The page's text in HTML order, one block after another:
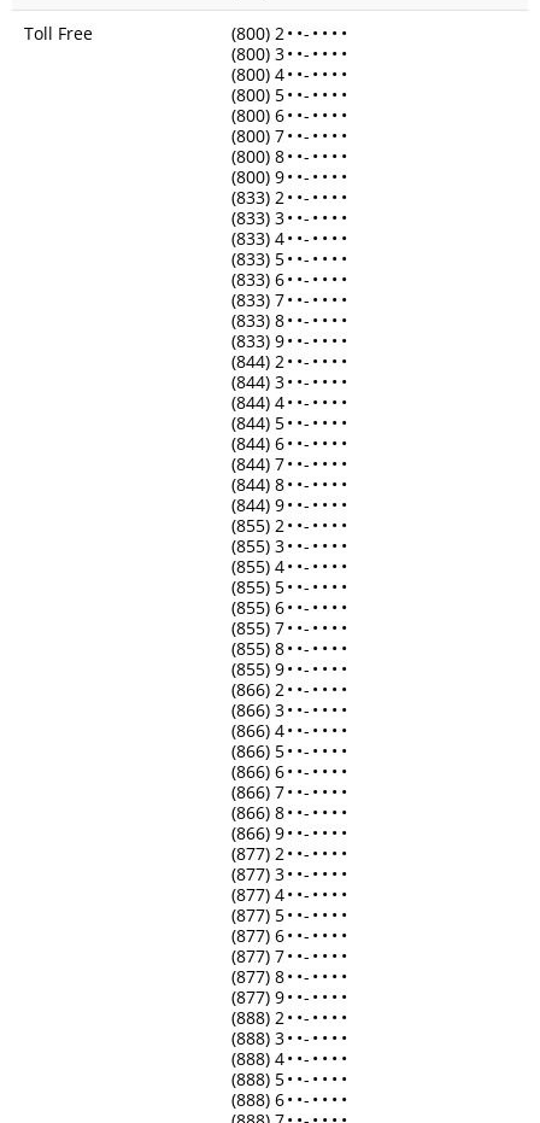
Toll Free
(800) 2• •- • • • •
(800) 3• •- • • • •
(800) 4• •- • • • •
(800) 5• •- • • • •
(800) 6• •- • • • •
(800) 7• •- • • • •
(800) 8• •- • • • •
(800) 9• •- • • • •
(833) 2• •- • • • •
(833) 3• •- • • • •
(833) 4• •- • • • •
(833) 5• •- • • • •
(833) 6• •- • • • •
(833) 7• •- • • • •
(833) 8• •- • • • •
(833) 9• •- • • • •
(844) 2• •- • • • •
(844) 3• •- • • • •
(844) 4• •- • • • •
(844) 5• •- • • • •
(844) 6• •- • • • •
(844) 7• •- • • • •
(844) 8• •- • • • •
(844) 9• •- • • • •
(855) 2• •- • • • •
(855) 3• •- • • • •
(855) 4• •- • • • •
(855) 5• •- • • • •
(855) 6• •- • • • •
(855) 7• •- • • • •
(855) 8• •- • • • •
(855) 9• •- • • • •
(866) 2• •- • • • •
(866) 3• •- • • • •
(866) 4• •- • • • •
(866) 5• •- • • • •
(866) 6• •- • • • •
(866) 7• •- • • • •
(866) 8• •- • • • •
(866) 9• •- • • • •
(877) 2• •- • • • •
(877) 3• •- • • • •
(877) 4• •- • • • •
(877) 5• •- • • • •
(877) 6• •- • • • •
(877) 7• •- • • • •
(877) 8• •- • • • •
(877) 9• •- • • • •
(888) 2• •- • • • •
(888) 3• •- • • • •
(888) 4• •- • • • •
(888) 5• •- • • • •
(888) 6• •- • • • •